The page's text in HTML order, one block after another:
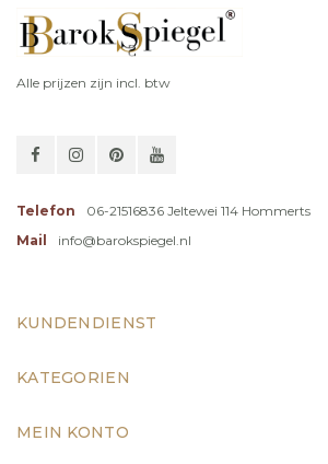
Alle prijzen zijn incl. btw
Telefon
06-21516836 Jeltewei 114 Hommerts
Mail
info@barokspiegel.nl
KUNDENDIENST
KATEGORIEN
MEIN KONTO